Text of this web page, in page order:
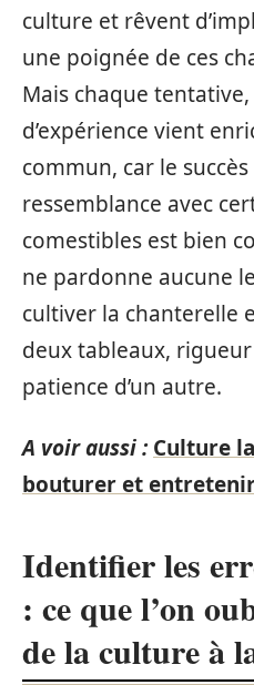
culture et rêvent
une poignée de ces
Mais chaque
d’expérience vient
commun, car le
ressemblance avec
comestibles est bien
ne pardonne aucune
cultiver la chanterelle
deux tableaux,
patience d’un autre.
A voir aussi : Culture
bouturer et
Identifier les
: ce que l’on
de la culture à